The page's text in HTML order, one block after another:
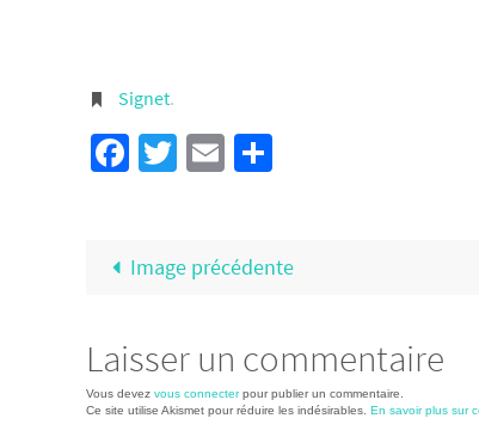
Signet.
Facebook
Twitter
Email
Image précédente
Laisser un commentaire
Vous devez vous connecterpour publier un commentaire.
Ce site utilise Akismet pour réduire les indésirables. En savoir plus sur